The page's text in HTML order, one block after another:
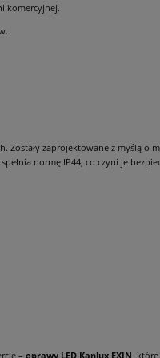
komercyjnej.
Zostały zaprojektowane z myślą o
normę IP44, co czyni je
– oprawy LED Kanlux EXIN, które